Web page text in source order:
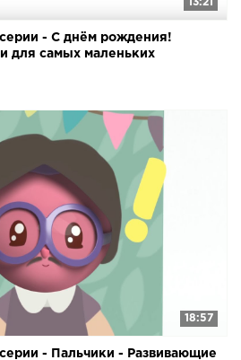
13:21
- С днём рождения!
для самых маленьких
18:57
- Пальчики - Развивающие